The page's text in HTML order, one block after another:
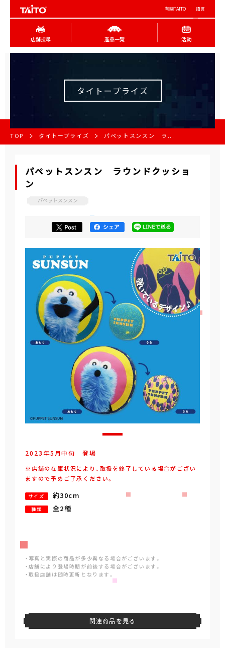
有關TAITO 語言
店舖搜尋 產品一覽 活動
タイトープライズ
TOP タイトープライズ パペットスンスン ラ...
パペットスンスン ラウンドクッショ
ン
パペットスンスン
2023年5 月中旬 登場
※店舗の在庫状況により、取扱を終了している場合がござい
ますので予めご了承ください。
サイズ 約30cm
種類 全2種
・写真と実際の商品が多少異なる場合がございます。
・店舗により登場時期が前後する場合がございます。
・取扱店舗は随時更新となります。
関連商品を見る